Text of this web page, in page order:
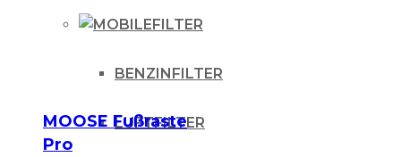
FILTER
BENZINFILTER
LUFTFILTER
MOOSE Fußraste
Pro